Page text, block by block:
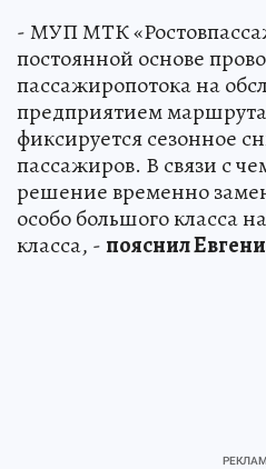
- МУП МТК
постоянной основе
пассажиропотока на
предприятием
фиксируется сезонное
пассажиров. В связи с
решение временно
особо большого класса
класса, -пояснил